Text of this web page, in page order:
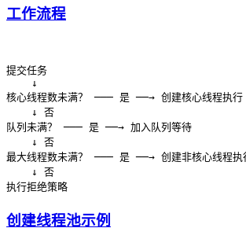
工作流程
提交任务
    ↓
核心线程数未满？ ─── 是 ──→ 创建核心线程执行
    ↓ 否
队列未满？ ─── 是 ──→ 加入队列等待
    ↓ 否
最大线程数未满？ ─── 是 ──→ 创建非核心线程执
    ↓ 否
创建线程池示例